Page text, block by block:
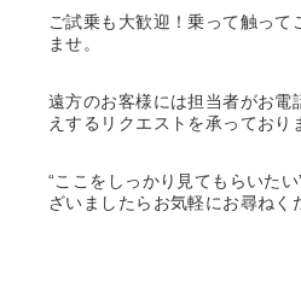
ご試乗も大歓迎！乗って触って
ませ。
遠方のお客様には担当者がお電
えするリクエストを承っており
“ここをしっかり見てもらいた
ざいましたらお気軽にお尋ねく